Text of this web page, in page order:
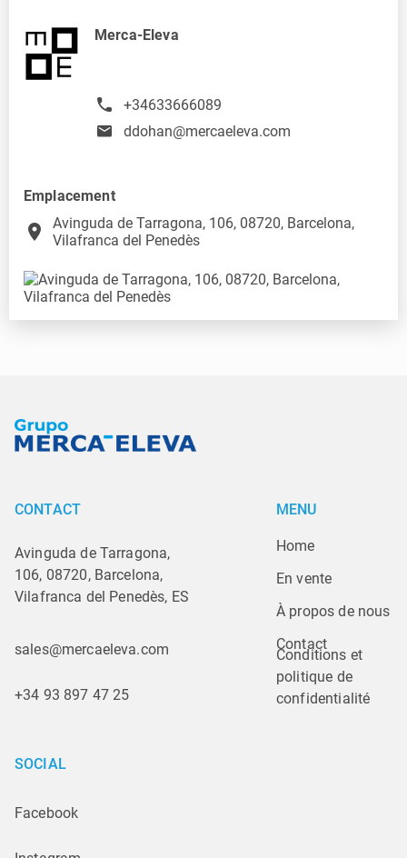
Merca-Eleva
+34633666089
ddohan@mercaeleva.com
Emplacement
place
Avinguda de Tarragona, 106, 08720, Barcelona,
Vilafranca del Penedès
CONTACT
Avinguda de Tarragona,
106, 08720, Barcelona,
Vilafranca del Penedès, ES
sales@mercaeleva.com
+34 93 897 47 25
MENU
Home
En vente
À propos de nous
Contact
Conditions et
politique de
confidentialité
SOCIAL
Facebook